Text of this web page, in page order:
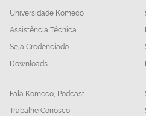
Universidade Komeco
Assistência Técnica
Seja Credenciado
Downloads
Fala Komeco, Podcast
Trabalhe Conosco